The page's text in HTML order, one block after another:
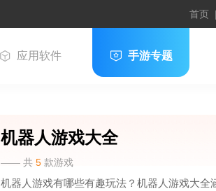
首页
应用软件 手游专题
机器人游戏大全
—— 共 5 款游戏
机器人游戏有哪些有趣玩法？机器人游戏大全